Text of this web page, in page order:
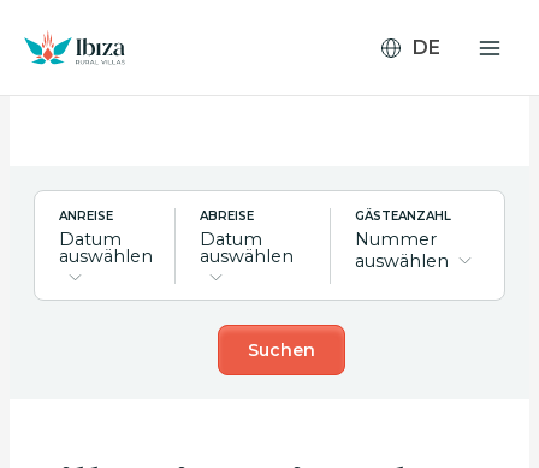
Inhalt
springen
ANREISE
Datum
auswählen
ABREISE
Datum
auswählen
GÄSTEANZAHL
Nummer
auswählen
Suchen